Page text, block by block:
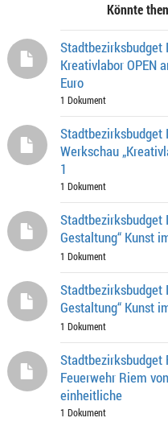
Könnte
Stadtbezirksbudget
Kreativlabor OPEN
Euro
1 Dokument
Stadtbezirksbudget
Werkschau
1
1 Dokument
Stadtbezirksbudget
Gestaltung“ Kunst
1 Dokument
Stadtbezirksbudget
Gestaltung“ Kunst
1 Dokument
Stadtbezirksbudget
Feuerwehr Riem
einheitliche
1 Dokument